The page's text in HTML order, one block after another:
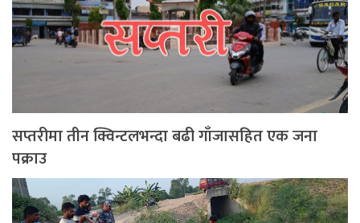
सप्तरीमा तीन क्विन्टलभन्दा बढी गाँजासहित एक जना
पक्राउ